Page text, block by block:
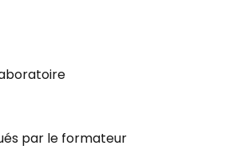
par le formateur